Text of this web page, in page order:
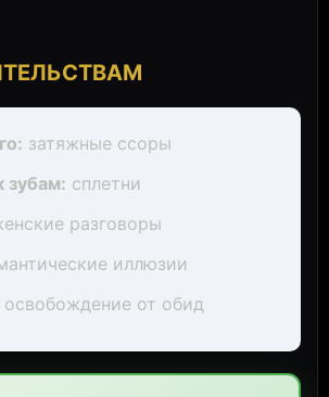
затяжные ссоры
зубам: сплетни
разговоры
иллюзии
освобождение от обид